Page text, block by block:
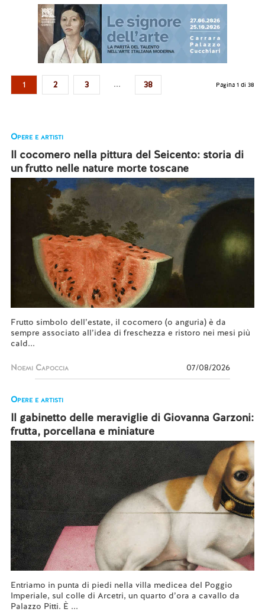
1 2 3 ... 38 Pagina 1 di 38
Opere e artisti
Il cocomero nella pittura del Seicento: storia di
un frutto nelle nature morte toscane
Frutto simbolo dell’estate, il cocomero (o anguria) è da
sempre associato all’idea di freschezza e ristoro nei mesi più
cald...
Noemi Capoccia 07/08/2026
Opere e artisti
Il gabinetto delle meraviglie di Giovanna Garzoni:
frutta, porcellana e miniature
Entriamo in punta di piedi nella villa medicea del Poggio
Imperiale, sul colle di Arcetri, un quarto d’ora a cavallo da
Palazzo Pitti. È ...